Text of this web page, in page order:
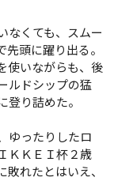
なくても、スムー
頭に躍り出る。
使いながらも、後
ルドシップの猛
り詰めた。
ゆったりしたロ
ＫＫＥＩ杯２歳
れたとはいえ、